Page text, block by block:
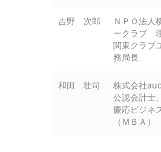
吉野 次郎
ＮＰＯ法人
ークラブ
関東クラブ
務局長
和田 壮司
株式会社
公認会計士
慶応ビジネ
（ＭＢＡ）